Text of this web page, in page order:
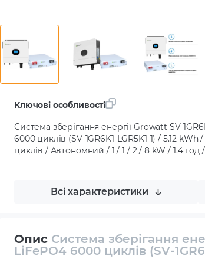
Ключові особливості
Система зберігання енергії Growatt SV-
6000 циклів (SV-1GR6K1-LGR5K1-1) / 5.12
циклів / Автономний / 1 / 1 / 2 / 8 kW / 1.4 год /
Всі характеристики
Опис Система зберігання
LiFePO4 6000 циклів (SV-